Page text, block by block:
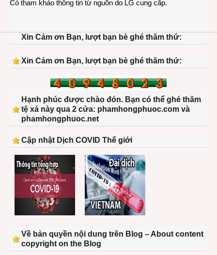
Có tham khảo thông tin từ nguồn do LG cung cấp.
Xin Cảm ơn Bạn, lượt bạn bè ghé thăm thứ:
Xin Cảm ơn Bạn, lượt bạn bè ghé thăm thứ:
Hạnh phúc được chào đón. Bạn có thể ghé thăm
tệ xá này qua 2 cửa: phamhongphuoc.com và
phamhongphuoc.net
Cập nhật Dịch COVID Thế giới
Về bản quyền nội dung trên Blog – About content
copyright on the Blog